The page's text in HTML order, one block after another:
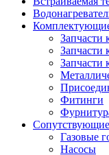
Запчасти
Запчасти
Запчасти
Фитинги
Газовые
Насосы